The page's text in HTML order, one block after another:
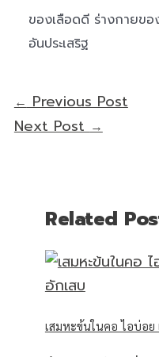
ของเลือดดี ร่างกายขอ
อันประเสริฐ
←Previous Post
Next Post→
Related
เสมหะข้นในคอ ไอบ่อย